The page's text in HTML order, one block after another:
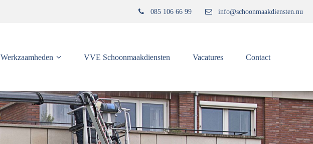
085 106 66 99 info@schoonmaakdiensten.nu
Werkzaamheden VVE Schoonmaakdiensten Vacatures Contact